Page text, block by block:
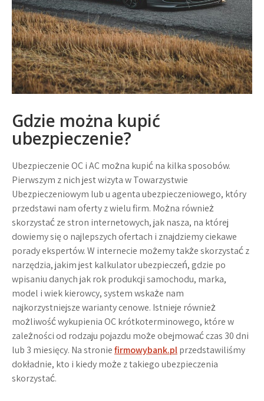
Gdzie można kupić
ubezpieczenie?
Ubezpieczenie OC i AC można kupić na kilka sposobów.
Pierwszym z nich jest wizyta w Towarzystwie
Ubezpieczeniowym lub u agenta ubezpieczeniowego, który
przedstawi nam oferty z wielu firm. Można również
skorzystać ze stron internetowych, jak nasza, na której
dowiemy się o najlepszych ofertach i znajdziemy ciekawe
porady ekspertów. W internecie możemy także skorzystać z
narzędzia, jakim jest kalkulator ubezpieczeń, gdzie po
wpisaniu danych jak rok produkcji samochodu, marka,
model i wiek kierowcy, system wskaże nam
najkorzystniejsze warianty cenowe. Istnieje również
możliwość wykupienia OC krótkoterminowego, które w
zależności od rodzaju pojazdu może obejmować czas 30 dni
lub 3 miesięcy. Na stroniefirmowybank.plprzedstawiliśmy
dokładnie, kto i kiedy może z takiego ubezpieczenia
skorzystać.